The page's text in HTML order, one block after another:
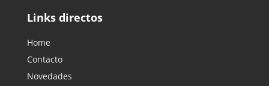
Links directos
Home
Contacto
Novedades